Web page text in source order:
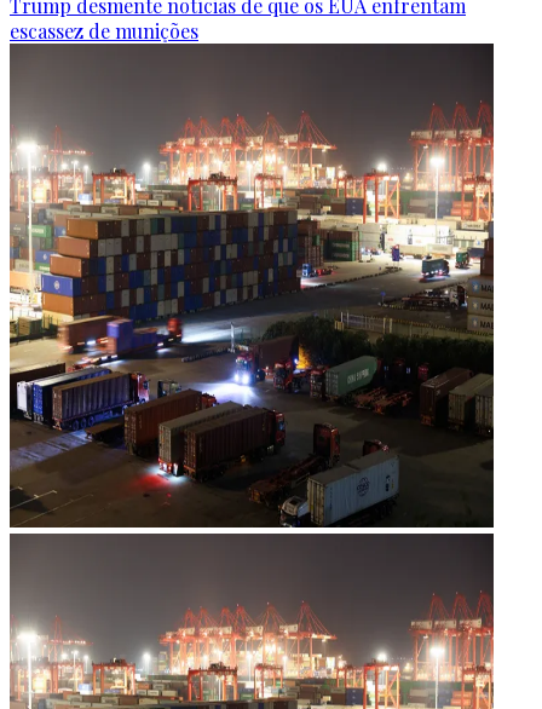
Trump desmente notícias de que os EUA enfrentam
escassez de munições